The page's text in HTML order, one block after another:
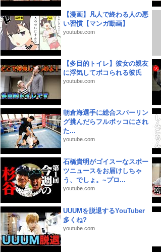
【漫画】凡人で終わる人の悪
い習慣【マンガ動画】
youtube.com
【多目的トイレ】彼女の親友
に浮気してボコられる彼氏
youtube.com
朝倉海選手に総合スパーリン
グ挑んだらフルボッコにされ
た...
youtube.com
石橋貴明がゴイスーなスポー
ツニュースをお届けしちゃ
う、でしょ。~プロ...
youtube.com
UUUMを脱退するYouTuber
多くね?
youtube.com